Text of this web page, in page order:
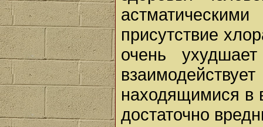
присутствие
очень
находящимися в
достаточно